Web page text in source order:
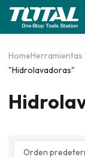
HomeHerramientas
"Hidrolavadoras"